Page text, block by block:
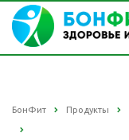
БонФит Продукты